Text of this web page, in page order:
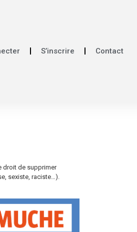
S’inscrire Contact
droit de supprimer
sexiste, raciste…).